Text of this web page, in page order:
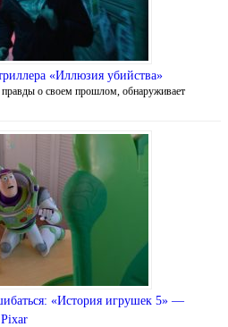
«Иллюзия убийства»
о своем прошлом, обнаруживает
«История игрушек 5» —